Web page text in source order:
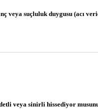
veya suçluluk duygusu (acı
veya sinirli hissediyor